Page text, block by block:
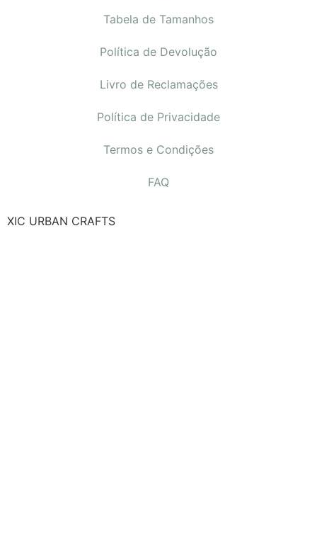
Tabela de Tamanhos
Política de Devolução
Livro de Reclamações
Política de Privacidade
Termos e Condições
FAQ
XIC URBAN CRAFTS